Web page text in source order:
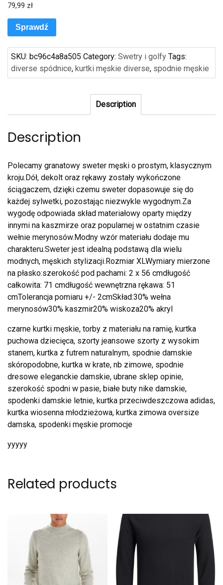
79,99 zł
Sprawdź
SKU: bc96c4a8a505 Category: Swetry i golfy Tags:
diverse spódnice, kurtki męskie diverse, spodnie męskie
Description
Description
Polecamy granatowy sweter męski o prostym, klasycznym
kroju.Dół, dekolt oraz rękawy zostały wykończone
ściągaczem, dzięki czemu sweter dopasowuje się do
każdej sylwetki, pozostając niezwykle wygodnym.Za
wygodę odpowiada skład materiałowy oparty między
innymi na kaszmirze oraz popularnej w ostatnim czasie
wełnie merynosów.Modny wzór materiału dodaje mu
charakteru.Sweter jest idealną podstawą dla wielu
modnych, męskich stylizacji.Rozmiar XLWymiary mierzone
na płasko:szerokość pod pachami: 2 x 56 cmdługość
całkowita: 71 cmdługość wewnętrzna rękawa: 51
cmTolerancja pomiaru +/- 2cmSkład:30% wełna
merynosów30% kaszmir20% wiskoza20% akryl
czarne kurtki męskie, torby z materiału na ramię, kurtka
puchowa dziecięca, szorty jeansowe szorty z wysokim
stanem, kurtka z futrem naturalnym, spodnie damskie
skóropodobne, kurtka w krate, nb zimowe, spodnie
dresowe eleganckie damskie, ubrane sklep opinie,
szerokość spodni w pasie, białe buty nike damskie,
spodenki damskie letnie, kurtka przeciwdeszczowa adidas,
kurtka wiosenna młodzieżowa, kurtka zimowa oversize
damska, spodenki męskie promocje
yyyyy
Related products